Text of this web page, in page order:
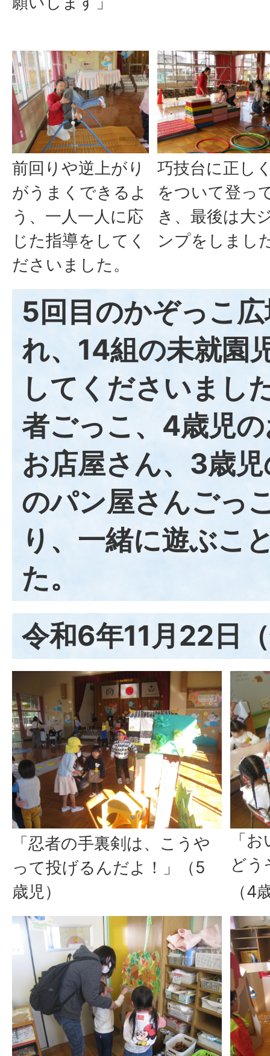
前回りや逆上がり
がうまくできるよ
う、一人一人に応
じた指導をしてく
ださいました。
巧技台に正し
をついて登っ
き、最後は大
ンプをしまし
5回目のかぞっこ
れ、14組の未就園
してくださいまし
者ごっこ、4歳児
お店屋さん、3歳
のパン屋さんごっ
り、一緒に遊ぶこ
た。
令和6年11月22日
「忍者の手裏剣は、こうや
って投げるんだよ！」（5
歳児）
「
どう
（4